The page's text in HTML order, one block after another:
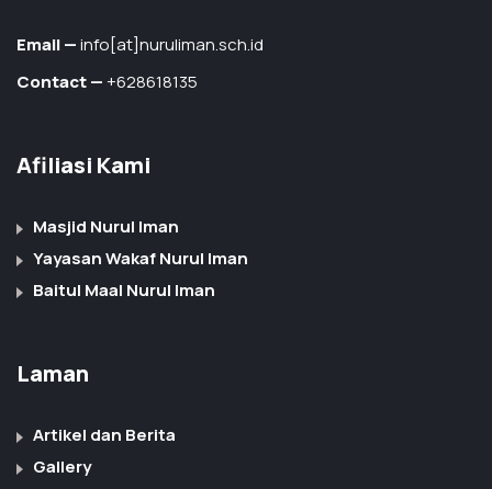
Email —info[at]nuruliman.sch.id
Contact —+628618135
Afiliasi Kami
Masjid Nurul Iman
Yayasan Wakaf Nurul Iman
Baitul Maal Nurul Iman
Laman
Artikel dan Berita
Gallery